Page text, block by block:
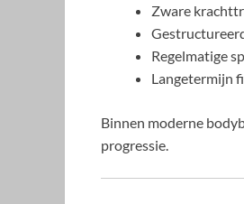
Zware
Regelmatige
Langetermijn
Binnen moderne
progressie.